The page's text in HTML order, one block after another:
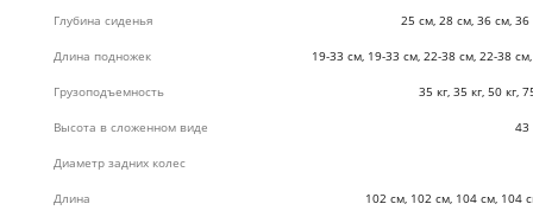
Глубина сиденья 25 см, 28 см, 36 см,
Длина подножек 19-33 см, 19-33 см, 22-38 см, 22-38
Грузоподъемность 35 кг, 35 кг, 50 кг,
Высота в сложенном виде 43
Диаметр задних колес
Длина 102 см, 102 см, 104 см, 104